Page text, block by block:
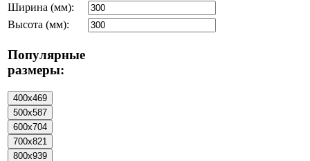
Ширина (мм):
Высота (мм):
Популярные
размеры: